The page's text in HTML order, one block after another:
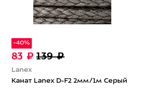
-40%
83 ₽ 139 ₽
Lanex
Канат Lanex D-F2 2мм/1м Серый